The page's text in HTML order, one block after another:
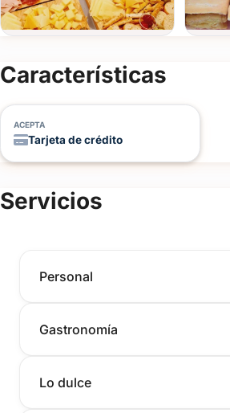
Características
ACEPTA
Tarjeta de crédito
Servicios
Personal
Gastronomía
Lo dulce
del
evento
Personas
Detalle
del
Enviar consulta